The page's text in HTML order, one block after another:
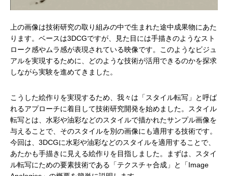
上の画像は技術研究の取り組みの中で生まれた途中成果物にあた
ります。ベースは3DCGですが、見た目には手描きのようなスト
ローク感やムラ感が表現されている映像です。このようなビジュ
アルを実現するために、どのような技術が活用できるのかを探求
しながら実験を進めてきました。
こうした絵作りを実現するため、我々は「スタイル転写」と呼ば
れるアプローチに着目して技術研究開発を始めました。スタイル
転写とは、水彩や油彩などのスタイルで描かれたサンプル画像を
与えることで、そのスタイルを別の画像にも適用する技術です。
今回は、3DCGに水彩や油彩などのスタイルを適用することで、
あたかも手描きに見える絵作りを目指しました。まずは、スタイ
ル転写にための要素技術である「テクスチャ合成」と「Image